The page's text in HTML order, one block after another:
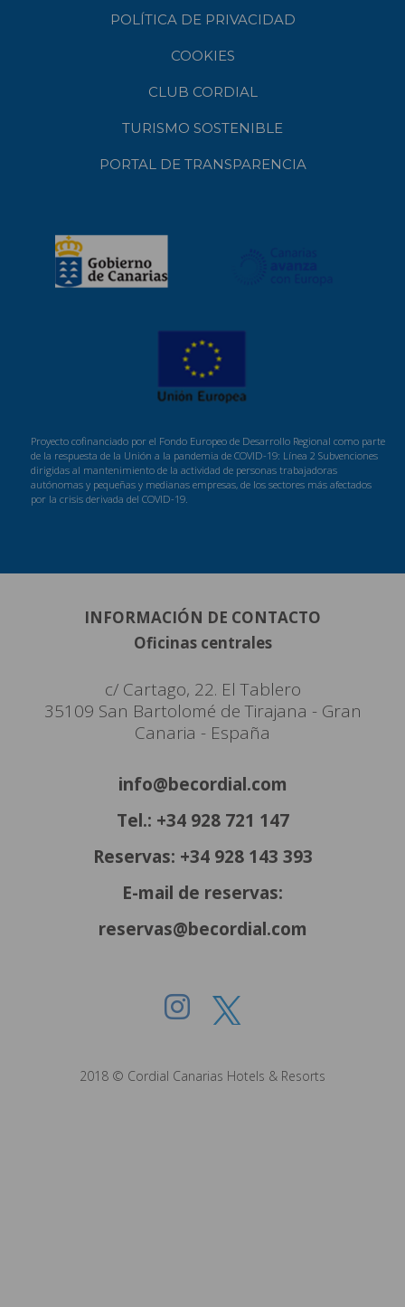
POLÍTICA DE PRIVACIDAD
COOKIES
CLUB CORDIAL
TURISMO SOSTENIBLE
PORTAL DE TRANSPARENCIA
Proyecto cofinanciado por el Fondo Europeo de Desarrollo Regional como parte
de la respuesta de la Unión a la pandemia de COVID-19: Línea 2 Subvenciones
dirigidas al mantenimiento de la actividad de personas trabajadoras
autónomas y pequeñas y medianas empresas, de los sectores más afectados
por la crisis derivada del COVID-19.
INFORMACIÓN DE CONTACTO
Oficinas centrales
c/ Cartago, 22. El Tablero
35109 San Bartolomé de Tirajana - Gran
Canaria - España
info@becordial.com
Tel.: +34 928 721 147
Reservas: +34 928 143 393
E-mail de reservas:
reservas@becordial.com
2018 © Cordial Canarias Hotels & Resorts